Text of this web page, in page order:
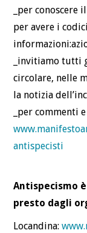
_per
per avere i
_invitiamo tutti
circolare, nelle
la notizia
_per commenti
antispecisti
Antispecismo
presto dagli
Locandina: